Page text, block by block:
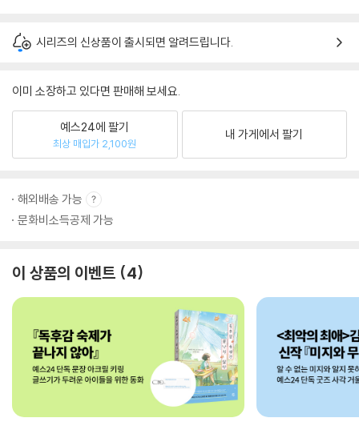
시리즈의 신상품이 출시되면 알려드립니다.
이미 소장하고 있다면 판매해 보세요.
예스24에 팔기
최상 매입가 2,100원
내 가게에서 팔기
해외배송 가능
문화비소득공제 가능
이 상품의 이벤트 4